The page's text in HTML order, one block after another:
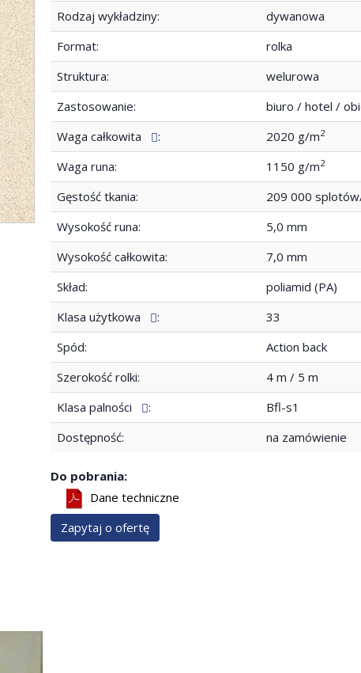
Rodzaj wykładziny:
dywanowa
Format:
rolka
Struktura:
welurowa
Zastosowanie:
biuro / hotel /
Waga całkowita
: 2020 g/m2
Waga runa: 1150 g/m2
Gęstość tkania: 209 000
Wysokość runa:
5,0 mm
Wysokość całkowita:
7,0 mm
Skład:
poliamid (PA)
Klasa użytkowa
:
33
Spód:
Action back
Szerokość rolki:
4 m / 5 m
Klasa palności
:
Bfl-s1
Dostępność:
na zamówienie
Do pobrania:
Dane techniczne
Zapytaj o ofertę